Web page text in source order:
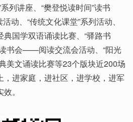
列讲座、“樊登悦读时间”读书
动、“传统文化课堂”系列活动、
国学双语诵读比赛、“驿路书
书会——阅读交流会活动、“阳光
美文诵读比赛等23个版块近200场
，进家庭，进社区，进学校，进军
。